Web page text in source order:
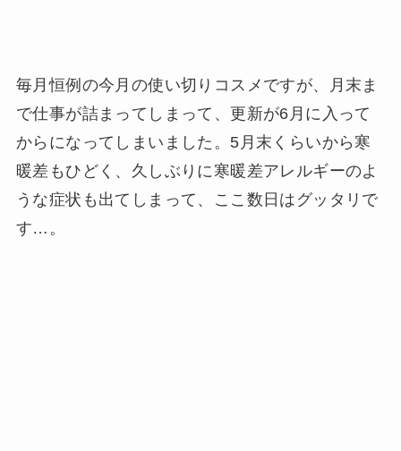
毎月恒例の今月の使い切りコスメですが、月末ま
で仕事が詰まってしまって、更新が6月に入って
からになってしまいました。5月末くらいから寒
暖差もひどく、久しぶりに寒暖差アレルギーのよ
うな症状も出てしまって、ここ数日はグッタリで
す…。